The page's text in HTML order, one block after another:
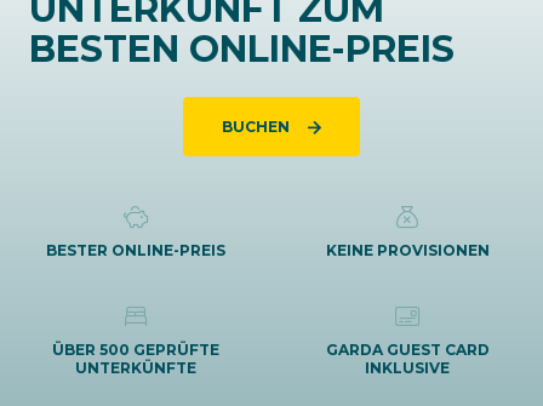
UNTERKUNFT ZUM
BESTEN ONLINE-PREIS
BUCHEN
BESTER ONLINE-PREIS KEINE PROVISIONEN
ÜBER 500 GEPRÜFTE
UNTERKÜNFTE
GARDA GUEST CARD
INKLUSIVE